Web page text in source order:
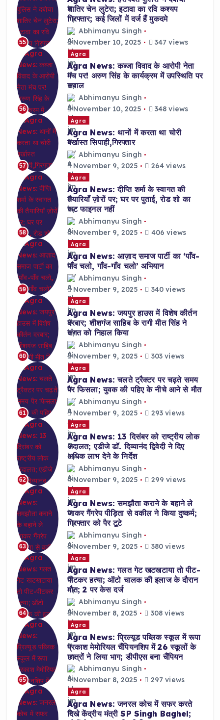
55
शातिर चेन लुटेरा; इटावा का रवि कश्यप
गिरफ्तार; कई जिलों में दर्ज हैं मुकदमे
Abhimanyu Singh
November 10, 2025
347 views
56
Agra
Agra News: कब्जा विवाद के आरोपी नेता
मंच पर! अरुण सिंह के कार्यक्रम में उपस्थिति पर
सवाल
Abhimanyu Singh
November 10, 2025
348 views
57
Agra
Agra News: थानों में करता था चोरी
बर्खास्त सिपाही,गिरफ्तार
Abhimanyu Singh
November 9, 2025
264 views
58
Agra
Agra News: दीप्ति शर्मा के स्वागत की
तैयारियाँ ज़ोरों पर; घर पर पुताई, रोड शो का
रूट फाइनल नहीं
Abhimanyu Singh
November 9, 2025
406 views
59
Agra
Agra News: आज़ाद समाज पार्टी का ‘पाँव-
पाँव चलो, गाँव-गाँव चलो’ अभियान
Abhimanyu Singh
November 9, 2025
340 views
60
Agra
Agra News: जयपुर हाउस में विशेष कीर्तन
दरबार; शीशगंज साहिब के रागी मीत सिंह ने
संगत को निहाल किया
Abhimanyu Singh
November 9, 2025
303 views
61
Agra
Agra News: चलते ट्रैक्टर पर चढ़ते समय
पैर फिसला; युवक की पहिए के नीचे आने से मौत
Abhimanyu Singh
November 9, 2025
293 views
62
Agra
Agra News: 13 दिसंबर को राष्ट्रीय लोक
अदालत; एडीजे डॉ. दिव्यानंद द्विवेदी ने दिए
अधिक लाभ देने के निर्देश
Abhimanyu Singh
November 9, 2025
299 views
63
Agra
Agra News: समझौता कराने के बहाने ले
जाकर गैंगरेप पीड़िता से वकील ने किया दुष्कर्म;
गिरफ्तार को पैर टूटे
Abhimanyu Singh
November 9, 2025
380 views
64
Agra
Agra News: गलत गेट खटखटाया तो पीट-
पीटकर हत्या; ऑटो चालक की इलाज के दौरान
मौत; 2 पर केस दर्ज
Abhimanyu Singh
November 8, 2025
308 views
65
Agra
Agra News: प्रिल्यूड पब्लिक स्कूल में रूपा
प्रकाश मेमोरियल चैंपियनशिप में 26 स्कूलों के
छात्रों ने लिया भाग; डीपीएस बना चैंपियन
Abhimanyu Singh
November 8, 2025
297 views
Agra
Agra News: जनरल कोच में सफर करते
दिखे केंद्रीय मंत्री SP Singh Baghel;